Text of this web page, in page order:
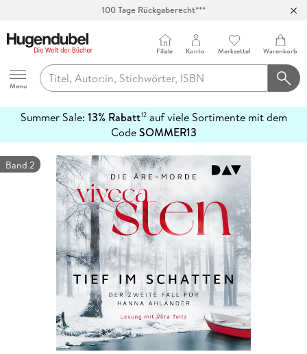
100 Tage Rückgaberecht***
Hugendubel
Menu
Filiale Konto Merkzettel Warenkorb
Summer Sale: 13% Rabatt12auf viele Sortimente mit dem
CodeSOMMER13
erfahren
Band 2